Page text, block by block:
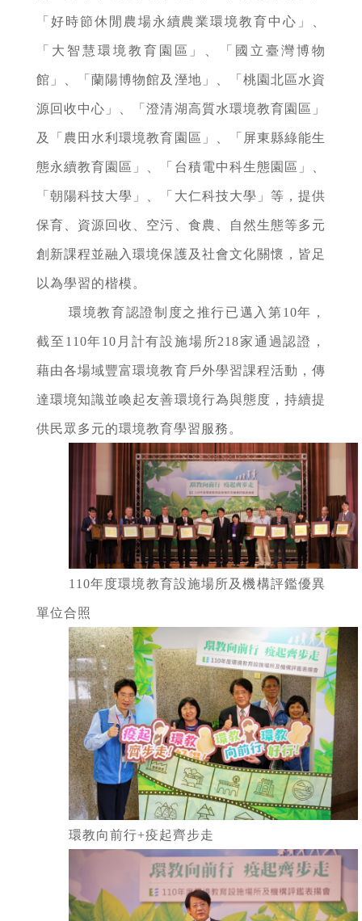
「好時節休閒農場永續農業環境教育中心」、
「大智慧環境教育園區」、「國立臺灣博物
館」、「蘭陽博物館及溼地」、「桃園北區水資
源回收中心」、「澄清湖高質水環境教育園區」
及「農田水利環境教育園區」、「屏東縣綠能生
態永續教育園區」、「台積電中科生態園區」、
「朝陽科技大學」、「大仁科技大學」等，提供
保育、資源回收、空污、食農、自然生態等多元
創新課程並融入環境保護及社會文化關懷，皆足
以為學習的楷模。
環境教育認證制度之推行已邁入第10年，
截至110年10月計有設施場所218家通過認證，
藉由各場域豐富環境教育戶外學習課程活動，傳
達環境知識並喚起友善環境行為與態度，持續提
供民眾多元的環境教育學習服務。
110年度環境教育設施場所及機構評鑑優異
單位合照
環教向前行+疫起齊步走